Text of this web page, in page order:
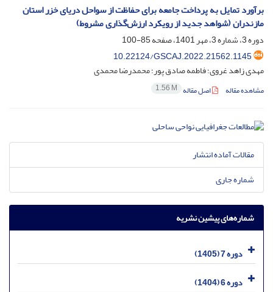
برآورد تمایل به پرداخت جامعه برای حفاظت از سواحل دریای خزر استان
مازندران (شواهد جدید از رویکرد ارزش‌گذاری مشروط)
دوره 3، شماره 3، مهر 1401، صفحه
85-100
10.22124/GSCAJ.2022.21562.1145
مهدی زاهد غروی؛ فاطمه صادق پور؛ محمدرضا محمدی
مشاهده مقاله اصل مقاله 1.56 M
مقالات آماده انتشار
شماره جاری
شماره‌های پیشین نشریه
دوره 7 (1405)
دوره 6 (1404)